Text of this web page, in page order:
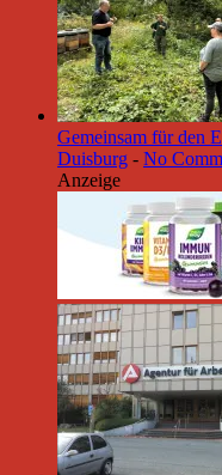
Gemeinsam für den
Duisburg - No
Anzeige